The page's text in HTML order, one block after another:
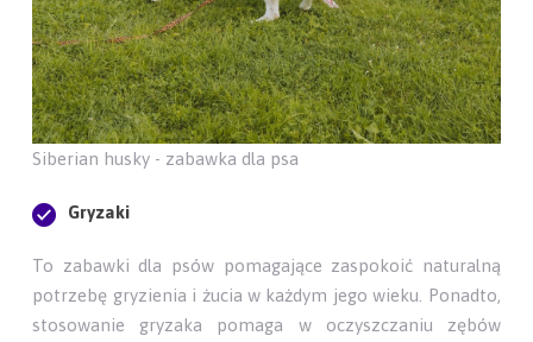
Siberian husky - zabawka dla psa
Gryzaki
To zabawki dla psów pomagające zaspokoić naturalną
potrzebę gryzienia i żucia w każdym jego wieku. Ponadto,
stosowanie gryzaka pomaga w oczyszczaniu zębów